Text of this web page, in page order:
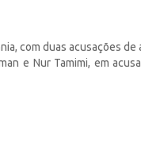
com duas acusações de
e Nur Tamimi, em